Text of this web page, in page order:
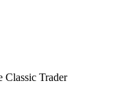
Classic Trader